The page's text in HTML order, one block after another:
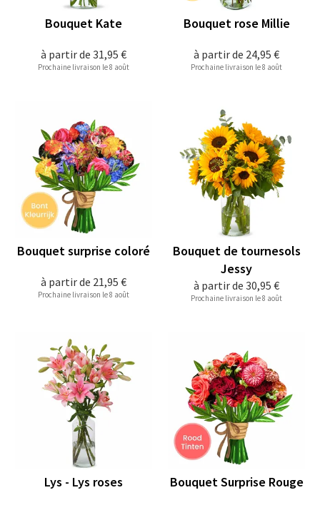
à partir de 31,95 €
Bouquet Kate
Prochaine livraison le 8 août
à partir de 24,95 €
Bouquet rose Millie
Prochaine livraison le 8 août
à partir de 21,95 €
Bouquet surprise coloré
Prochaine livraison le 8 août
à partir de 30,95 €
Bouquet de tournesols
Jessy
Prochaine livraison le 8 août
Lys - Lys roses Bouquet Surprise Rouge